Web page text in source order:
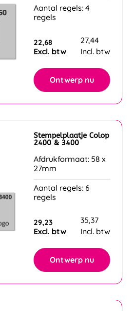
Aantal regels: 4
regels
22,68
Excl. btw
27,44
Incl. btw
Ontwerp nu
Stempelplaatje Colop
2400 & 3400
Afdrukformaat: 58 x
27mm
Aantal regels: 6
regels
29,23
Excl. btw
35,37
Incl. btw
Ontwerp nu